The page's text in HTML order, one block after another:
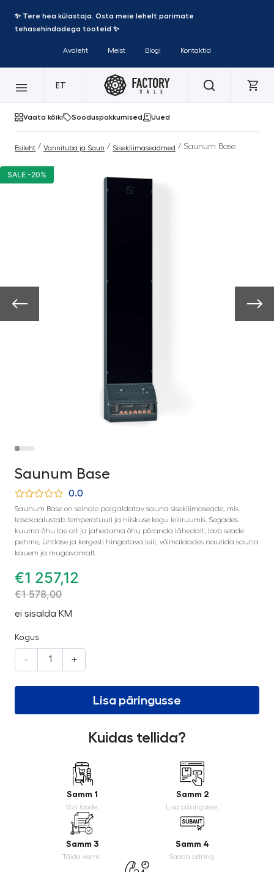
✨ Tere hea külastaja. Osta meie lehelt parimate
tehasehindadega tooteid ✨
Avaleht Meist Blogi Kontaktid
ET
Vaata kõiki Sooduspakkumised Uued
Esileht / Vannituba ja Saun / Sisekliimaseadmed / Saunum Base
SALE -20%
Saunum Base
0.0
Saunum Base on seinale paigaldatav sauna sisekliimaseade, mis
tasakaalustab temperatuuri ja niiskuse kogu leiliruumis. Segades
kuuma õhu lae alt ja jahedama õhu põranda lähedalt, loob seade
pehme, ühtlase ja kergesti hingatava leili, võimaldades nautida sauna
kauem ja mugavamalt.
€1 257,12
€1 578,00
ei sisalda KM
Kogus
- +
Lisa päringusse
Kuidas tellida?
Samm 1
Vali toode.
Samm 2
Lisa päringusse.
Samm 3
Täida vorm.
Samm 4
Saada päring.